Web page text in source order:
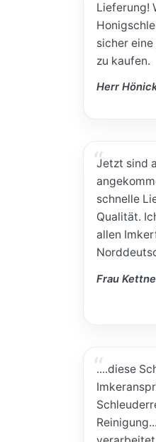
Lieferung!
sicher
zu kaufen.
Herr
Jetzt sind
schnelle
Qualität.
allen
Frau
....diese